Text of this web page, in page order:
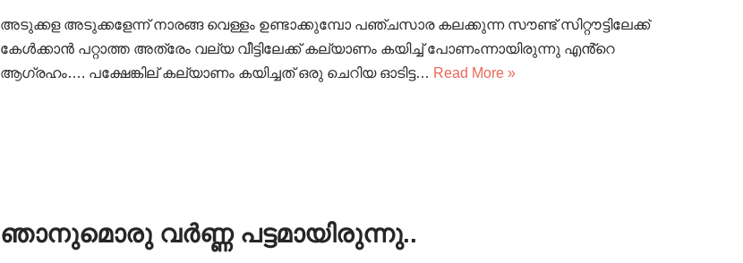
അടുക്കള അടുക്കളേന്ന് നാരങ്ങ വെള്ളം ഉണ്ടാക്കുമ്പോ പഞ്ചസാര കലക്കുന്ന സൗണ്ട് സിറ്റൗട്ടിലേക്ക്
കേൾക്കാൻ പറ്റാത്ത അത്രേം വല്യ വീട്ടിലേക്ക് കല്യാണം കയിച്ച് പോണംന്നായിരുന്നു എൻ്റെ
ആഗ്രഹം…. പക്ഷേങ്കില് കല്യാണം കയിച്ചത് ഒരു ചെറിയ ഓടിട്ട… Read More »
ഞാനുമൊരു വർണ്ണ പട്ടമായിരുന്നു..